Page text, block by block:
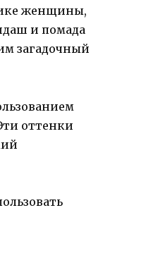
женщины,
и помада
загадочный
оттенки